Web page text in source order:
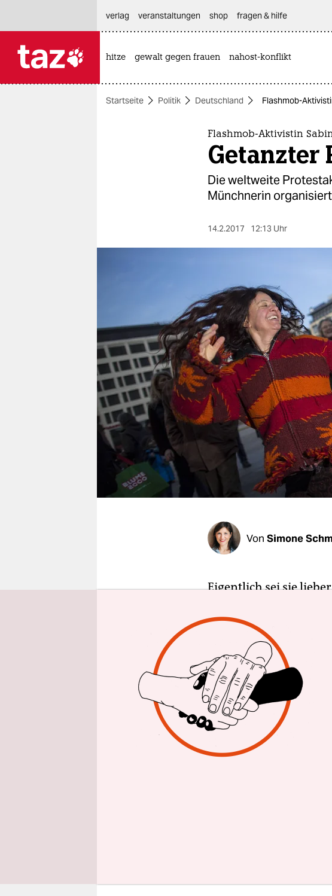
themen
wahrheit
verlag
verlag
veranstaltungen
shop
fragen & hilfe
unterstützen
abo
verlag
veranstaltungen shop fragen & hilfe
hitze gewalt gegen frauen nahost-konflikt
Startseite Politik Deutschland Flashmob-
Flashmob-Aktivistin
Getanzter
Die weltweite
Münchnerin
14.2.2017 12:13 Uhr
Von Simone
Eigentlich sei sie
meistens auch:
und Kinder
Kamera festhält oder
Bewerbung
man nicht sieht.
Seit einigen Jahren
„One Billion Rising“
organisiert
von Mädchen und
Hunderttausende in